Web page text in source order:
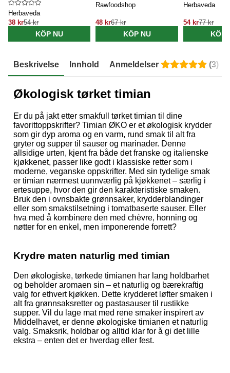
Herbaveda
38 kr54 kr
KÖP NU
Rawfoodshop
48 kr67 kr
KÖP NU
Herbaveda
54 kr77 kr
KÖP
Beskrivelse Innhold Anmeldelser (3)
Økologisk tørket timian
Er du på jakt etter smakfull tørket timian til dine
favorittoppskrifter? Timian ØKO er et økologisk krydder
som gir dyp aroma og en varm, rund smak til alt fra
gryter og supper til sauser og marinader. Denne
allsidige urten, kjent fra både det franske og italienske
kjøkkenet, passer like godt i klassiske retter som i
moderne, veganske oppskrifter. Med sin tydelige smak
er timian nærmest uunnværlig på kjøkkenet – særlig i
ertesuppe, hvor den gir den karakteristiske smaken.
Bruk den i ovnsbakte grønnsaker, krydderblandinger
eller som smakstilsetning i tomatbaserte sauser. Eller
hva med å kombinere den med chèvre, honning og
nøtter for en enkel, men imponerende forrett?
Krydre maten naturlig med timian
Den økologiske, tørkede timianen har lang holdbarhet
og beholder aromaen sin – et naturlig og bærekraftig
valg for ethvert kjøkken. Dette krydderet løfter smaken i
alt fra grønnsaksretter og pastasauser til rustikke
supper. Vil du lage mat med rene smaker inspirert av
Middelhavet, er denne økologiske timianen et naturlig
valg. Smaksrik, holdbar og alltid klar for å gi det lille
ekstra – enten det er hverdag eller fest.